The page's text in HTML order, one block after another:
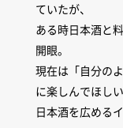
ていたが、
ある時日本酒と
開眼。
現在は「自分の
に楽しんでほし
日本酒を広める